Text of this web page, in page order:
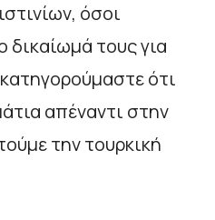
όσοι
τους για
ότι
απέναντι στην
την τουρκική